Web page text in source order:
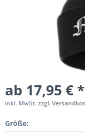
ab 17,95 € *
inkl. MwSt.zzgl.
Größe: